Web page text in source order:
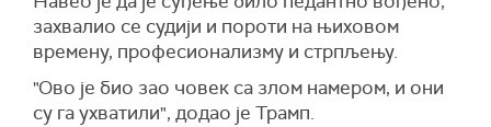
захвалио се судији и пороти на њиховом
времену, професионализму и стрпљењу.
"Ово је био зао човек са злом намером, и они
су га ухватили", додао је Трамп.